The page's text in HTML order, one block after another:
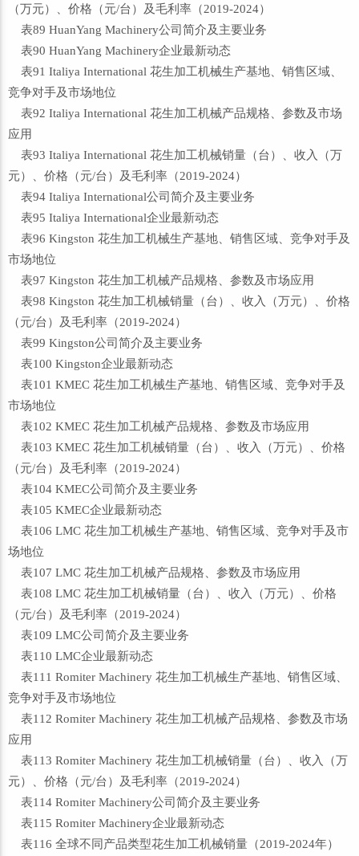
（万元）、价格（元/台）及毛利率（2019-2024）
表89 HuanYang Machinery公司简介及主要业务
表90 HuanYang Machinery企业最新动态
表91 Italiya International 花生加工机械生产基地、销售区域、
竞争对手及市场地位
表92 Italiya International 花生加工机械产品规格、参数及市场
应用
表93 Italiya International 花生加工机械销量（台）、收入（万
元）、价格（元/台）及毛利率（2019-2024）
表94 Italiya International公司简介及主要业务
表95 Italiya International企业最新动态
表96 Kingston 花生加工机械生产基地、销售区域、竞争对手及
市场地位
表97 Kingston 花生加工机械产品规格、参数及市场应用
表98 Kingston 花生加工机械销量（台）、收入（万元）、价格
（元/台）及毛利率（2019-2024）
表99 Kingston公司简介及主要业务
表100 Kingston企业最新动态
表101 KMEC 花生加工机械生产基地、销售区域、竞争对手及
市场地位
表102 KMEC 花生加工机械产品规格、参数及市场应用
表103 KMEC 花生加工机械销量（台）、收入（万元）、价格
（元/台）及毛利率（2019-2024）
表104 KMEC公司简介及主要业务
表105 KMEC企业最新动态
表106 LMC 花生加工机械生产基地、销售区域、竞争对手及市
场地位
表107 LMC 花生加工机械产品规格、参数及市场应用
表108 LMC 花生加工机械销量（台）、收入（万元）、价格
（元/台）及毛利率（2019-2024）
表109 LMC公司简介及主要业务
表110 LMC企业最新动态
表111 Romiter Machinery 花生加工机械生产基地、销售区域、
竞争对手及市场地位
表112 Romiter Machinery 花生加工机械产品规格、参数及市场
应用
表113 Romiter Machinery 花生加工机械销量（台）、收入（万
元）、价格（元/台）及毛利率（2019-2024）
表114 Romiter Machinery公司简介及主要业务
表115 Romiter Machinery企业最新动态
表116 全球不同产品类型花生加工机械销量（2019-2024年）